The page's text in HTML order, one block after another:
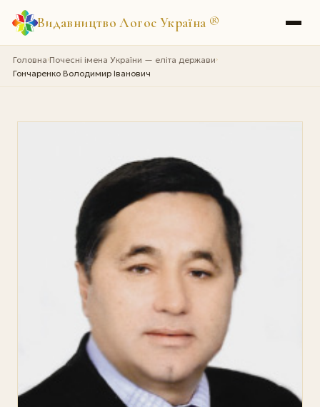
Видавництво Логос Україна ®
Головна›Почесні імена України — еліта держави›
Гончаренко Володимир Іванович